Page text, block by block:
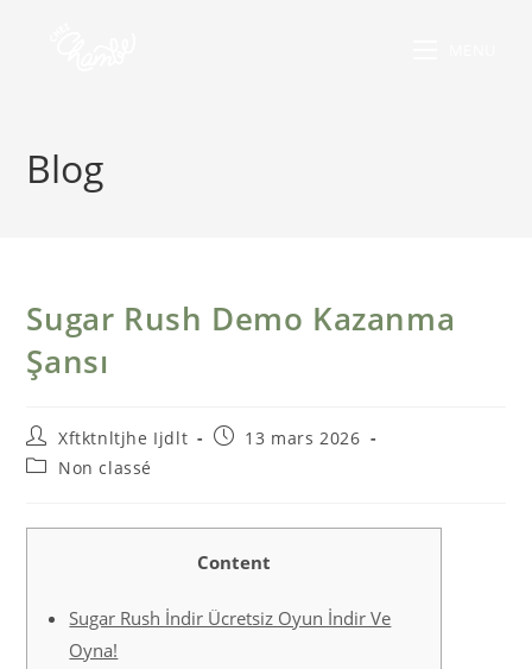
Blog
Sugar Rush Demo Kazanma
Şansı
Xftktnltjhe Ijdlt
13 mars 2026
Non classé
Content
Sugar Rush İndir Ücretsiz Oyun İndir Ve
Oyna!